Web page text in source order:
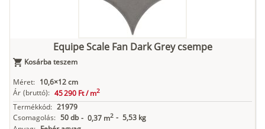
Equipe Scale Fan Dark Grey csempe
Kosárba teszem
Méret: 10,6×12 cm
Ár (bruttó): 45 290 Ft /m2
Termékkód: 21979
Csomagolás: 50 db - 0,37 m2 - 5,53 kg